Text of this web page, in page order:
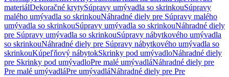
materiálDekoračné krytySúpravy umývadla so skrinkouSúpravy
malého umývadla so skrinkouNáhradné diely pre Súpravy malého
umývadla so skrinkouSúpravy umývadla so skrinkouNáhradné diely
pre Súpravy umývadla so skrinkouSúpravy nábytkového umývadla
so skrinkouNáhradné diely pre Súpravy nábytkového umývadla so
skrinkouKúpeľňový nábytokSkrinky pod umývadloNáhradné diely
pre Skrinky pod umývadloPre malé umývadláNáhradné diely pre
Pre malé umývadláPre umývadláNáhradné diely pre Pre